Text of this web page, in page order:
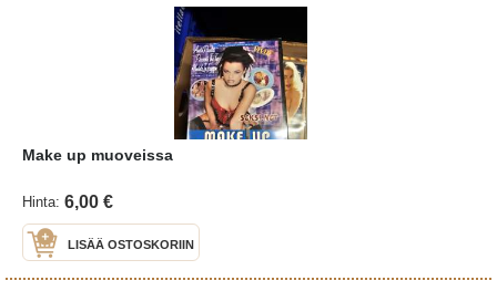
Make up muoveissa
Hinta: 6,00 €
LISÄÄ OSTOSKORIIN